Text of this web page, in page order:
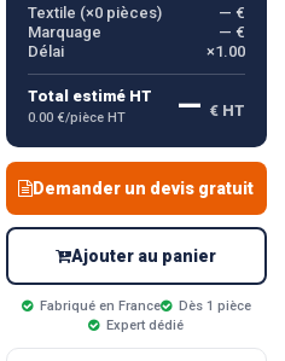
Textile (×0pièces)
— €
Marquage
— €
Délai
×1.00
Total estimé HT
0.00 €/pièce HT — € HT
Demander un devis gratuit
Ajouter au panier
Fabriqué en France
Dès 1 pièce
Expert dédié